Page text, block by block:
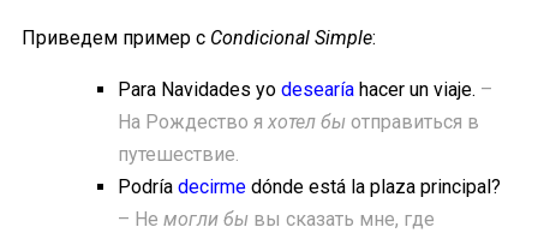
+
онлайн
теста
Приведем пример с Condicional Simple:
Para Navidades yo desearía hacer un viaje. –
На Рождество я хотел бы отправиться в
путешествие.
Podría decirme dónde está la plaza principal?
– Не могли бы вы сказать мне, где